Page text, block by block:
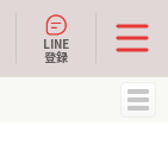
LINE
登録